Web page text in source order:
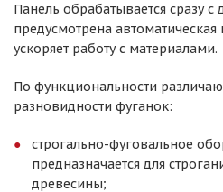
Панель обрабатывается сразу с
предусмотрена автоматическая
ускоряет работу с материалами.
По функциональности
разновидности фуганок:
строгально-фуговальное
предназначается для
древесины;